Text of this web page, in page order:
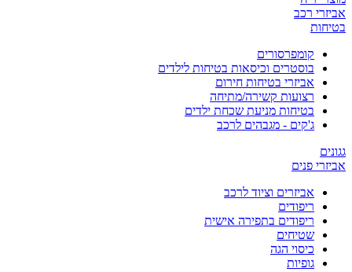
אביזרי רכב
בטיחות
קומפרסורים
בוסטרים וכיסאות בטיחות לילדים
אביזרי בטיחות חירום
רצועות קשירה/מתיחה
בטיחות מניעת שכחת ילדים
ג'קים - מגבהים לרכב
גגונים
אביזרי פנים
אביזרים וציוד לרכב
ריפודים
ריפודים בתפירה אישית
שטיחים
כיסוי הגה
גופיות